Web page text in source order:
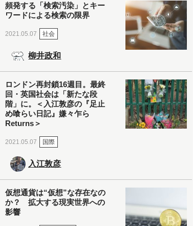
頻発する「検索汚染」とキー
ワードによる検索の限界
2021.05.07 社会
柳井政和
ロンドン再封鎖16週目。最終
回・英国社会は「新たな段
階」に。＜入江敦彦の『足止
め喰らい日記』嫌々乍ら
Returns＞
2021.05.07 国際
入江敦彦
仮想通貨は“仮想”な存在なの
か？ 拡大する現実世界への
影響